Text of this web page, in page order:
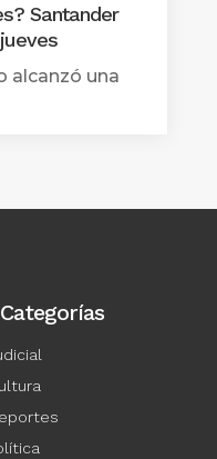
Santander
alcanzó una
Categorías